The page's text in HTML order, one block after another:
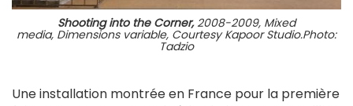
Shooting into the Corner,2008-2009, Mixed
media, Dimensions variable, Courtesy Kapoor Studio.Photo:
Tadzio
Une installation montrée en France pour la première